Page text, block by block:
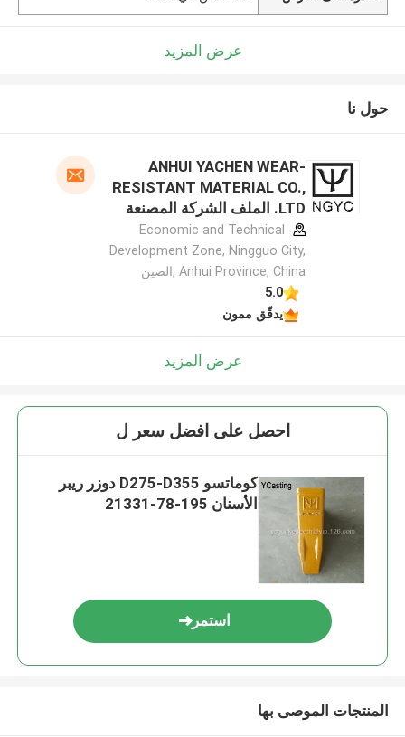
عرض المزيد
حول نا
ANHUI YACHEN WEAR-
RESISTANT MATERIAL CO.,
LTD. الملف الشركة المصنعة
Economic and Technical
Development Zone, Ningguo City,
Anhui Province, China ,الصين
5.0
يدقّق ممون
عرض المزيد
احصل على افضل سعر ل
كوماتسو D275-D355 دوزر ريبر
الأسنان 195-78-21331
استمر
المنتجات الموصى بها